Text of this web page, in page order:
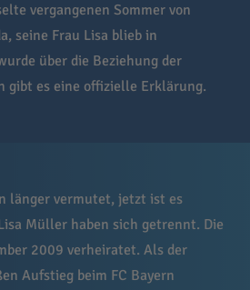
vergangenen Sommer von
seine Frau Lisa blieb in
über die Beziehung der
gibt es eine offizielle Erklärung.
länger vermutet, jetzt ist es
Müller haben sich getrennt. Die
2009 verheiratet. Als der
Aufstieg beim FC Bayern